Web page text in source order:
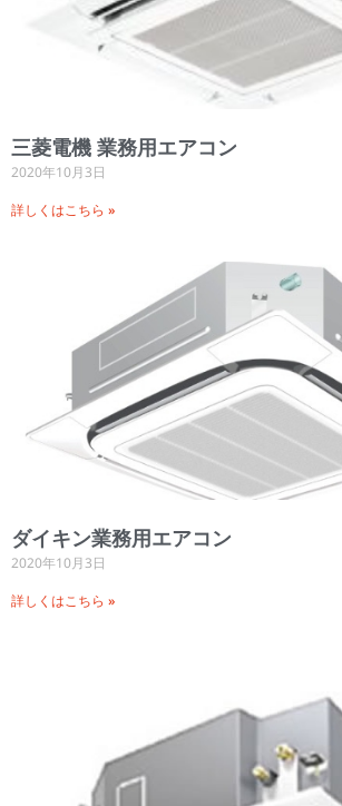
三菱電機 業務用エアコン
2020年10月3日
詳しくはこちら »
ダイキン業務用エアコン
2020年10月3日
詳しくはこちら »